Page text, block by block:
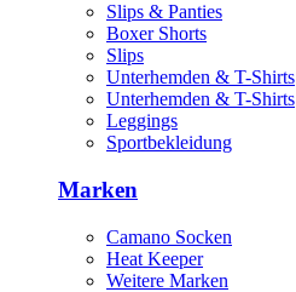
Slips & Panties
Boxer Shorts
Slips
Unterhemden & T-Shirts
Unterhemden & T-Shirts
Leggings
Sportbekleidung
Marken
Camano Socken
Heat Keeper
Weitere Marken